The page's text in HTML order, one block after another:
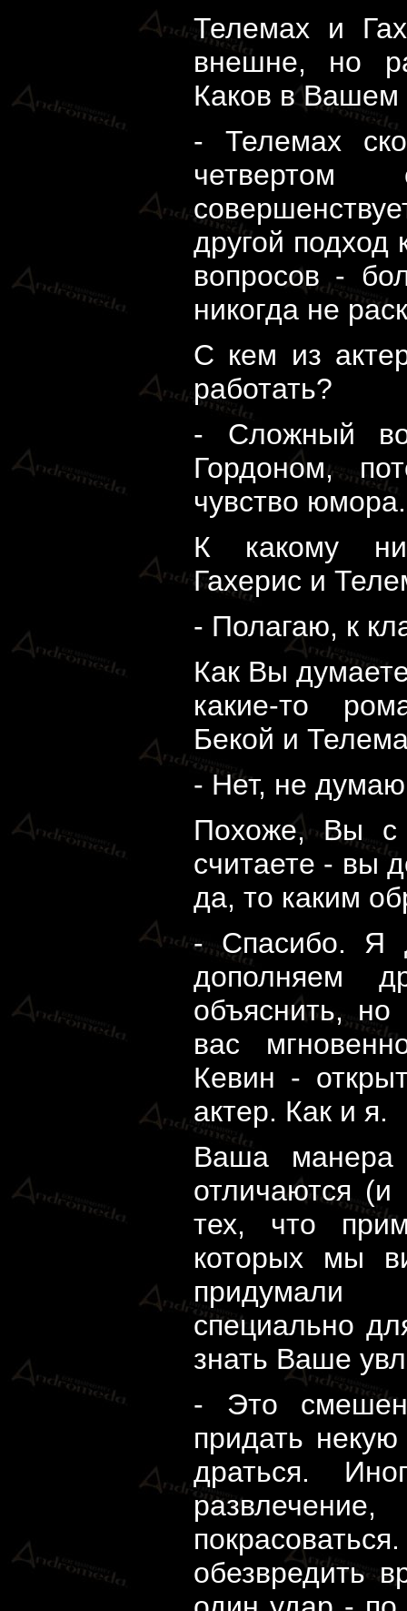
Телемах и
внешне, но
Каков в Вашем
- Телемах
другой
вопросов -
никогда не
С кем из
работать?
- Сложный
Гордоном,
чувство
К какому
Гахерис и
- Полагаю, к
Как Вы
какие-то
Бекой и
- Нет, не
Похоже, Вы с
считаете - вы
да, то каким
- Спасибо. Я
дополняем
объяснить,
вас
Кевин -
актер. Как и я.
Ваша манера
отличаются
тех, что
которых мы
специально
знать Ваше
- Это
придать
драться.
обезвредить